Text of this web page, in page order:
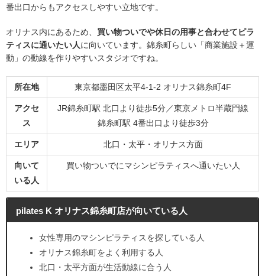
番出口からもアクセスしやすい立地です。
オリナス内にあるため、 買い物ついでや休日の用事と合わせてピラ
ティスに通いたい人に向いています。錦糸町らしい「商業施設＋運
動」の動線を作りやすいスタジオですね。
所在地 東京都墨田区太平4-1-2 オリナス錦糸町4F
アクセ
ス
JR錦糸町駅 北口より徒歩5分／東京メトロ半蔵門線
錦糸町駅 4番出口より徒歩3分
エリア 北口・太平・オリナス方面
向いて
いる人
買い物ついでにマシンピラティスへ通いたい人
pilates K オリナス錦糸町店が向いている人
女性専用のマシンピラティスを探している人
オリナス錦糸町をよく利用する人
北口・太平方面が生活動線に合う人